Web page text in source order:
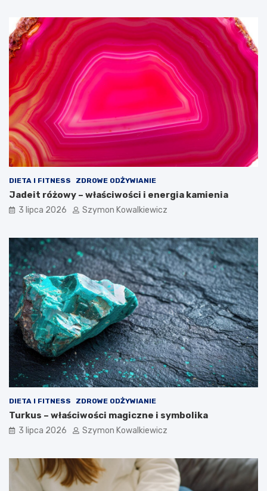
DIETA I FITNESS ZDROWE ODŻYWIANIE
Jadeit różowy – właściwości i energia kamienia
3 lipca 2026 Szymon Kowalkiewicz
DIETA I FITNESS ZDROWE ODŻYWIANIE
Turkus – właściwości magiczne i symbolika
3 lipca 2026 Szymon Kowalkiewicz